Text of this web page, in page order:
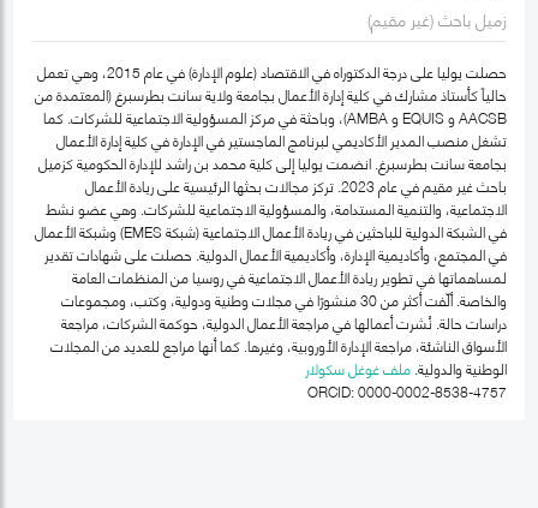
زميل باحث (غير مقيم)
حصلت يوليا على درجة الدكتوراه في الاقتصاد (علوم الإدارة) في عام 2015، وهي تعمل
حالياً كأستاذ مشارك في كلية إدارة الأعمال بجامعة ولاية سانت بطرسبرغ (المعتمدة من
AACSB و EQUIS و AMBA)، وباحثة في مركز المسؤولية الاجتماعية للشركات. كما
تشغل منصب المدير الأكاديمي لبرنامج الماجستير في الإدارة في كلية إدارة الأعمال
بجامعة سانت بطرسبرغ. انضمت يوليا إلى كلية محمد بن راشد للإدارة الحكومية كزميل
باحث غير مقيم في عام 2023. تركز مجالات بحثها الرئيسية على ريادة الأعمال
الاجتماعية، والتنمية المستدامة، والمسؤولية الاجتماعية للشركات. وهي عضو نشط
في الشبكة الدولية للباحثين في ريادة الأعمال الاجتماعية (شبكة EMES) وشبكة الأعمال
في المجتمع، وأكاديمية الإدارة، وأكاديمية الأعمال الدولية. حصلت على شهادات تقدير
لمساهماتها في تطوير ريادة الأعمال الاجتماعية في روسيا من المنظمات العامة
والخاصة. ألّفت أكثر من 30 منشورًا في مجلات وطنية ودولية، وكتب، ومجموعات
دراسات حالة. نُشرت أعمالها في مراجعة الأعمال الدولية، حوكمة الشركات، مراجعة
الأسواق الناشئة، مراجعة الإدارة الأوروبية، وغيرها. كما أنها مراجع للعديد من المجلات
الوطنية والدولية.ملف غوغل سكولار
ORCID: 0000-0002-8538-4757